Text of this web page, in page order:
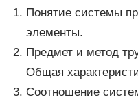
Понятие системы
элементы.
Предмет и метод
Общая
Соотношение